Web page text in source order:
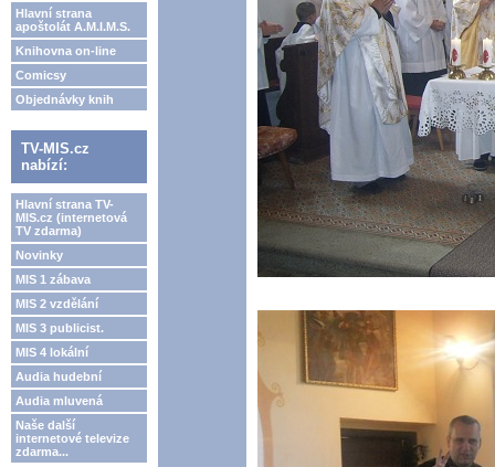
Hlavní strana
apoštolát A.M.I.M.S.
Knihovna on-line
Comicsy
Objednávky knih
TV-MIS.cz
nabízí:
Hlavní strana TV-
MIS.cz (internetová
TV zdarma)
Novinky
MIS 1 zábava
MIS 2 vzdělání
MIS 3 publicist.
MIS 4 lokální
Audia hudební
Audia mluvená
Naše další
internetové televize
zdarma...